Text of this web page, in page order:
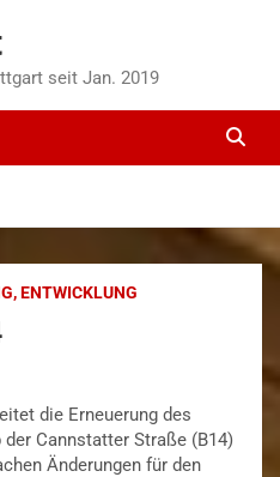
seit Jan. 2019
ENTWICKLUNG
die Erneuerung des
Cannstatter Straße (B14)
Änderungen für den